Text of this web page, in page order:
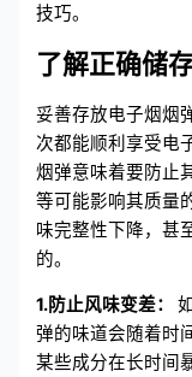
技巧。
了解正确储
妥善存放电子烟烟
次都能顺利享受电
烟弹意味着要防止
等可能影响其质量
味完整性下降，甚
的。
1.防止风味变差：
弹的味道会随着时
某些成分在长时间